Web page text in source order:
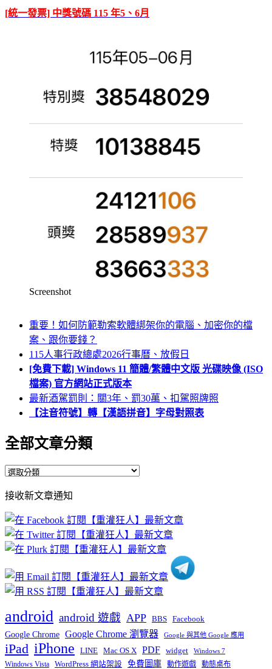
[統一發票] 中獎號碼 115 年5、6月
Screenshot
重要！如何防範勒索軟體綁架你的電腦、加密你的檔
案、跟你要錢？
115人事行政總處2026行事曆、放假日
[免費下載] Windows 11 簡體/繁體中文版 光碟映像 (ISO
檔案) 官方網站正式版本
最新酒駕罰則：關3年、罰30萬、扣駕照牌照
【注音符號】轉【漢語拼音】字母對照表
全部文章分類
全
文
章
分
類
接收新文章通知
android android 遊戲 APP BBS Facebook
Google Chrome Google Chrome 瀏覽器 Google 與其他 Google 應用
iPad iPhone LINE Mac OS X PDF widget Windows 7
Windows Vista WordPress 網站架設 免費圖庫 動作遊戲 動態桌布